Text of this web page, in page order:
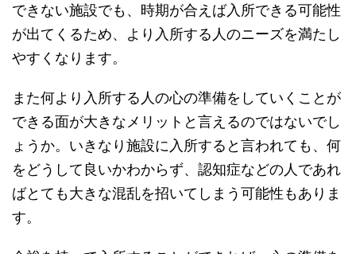
できない施設でも、時期が合えば入所できる可能性
が出てくるため、より入所する人のニーズを満たし
やすくなります。
また何より入所する人の心の準備をしていくことが
できる面が大きなメリットと言えるのではないでし
ょうか。いきなり施設に入所すると言われても、何
をどうして良いかわからず、認知症などの人であれ
ばとても大きな混乱を招いてしまう可能性もありま
す。